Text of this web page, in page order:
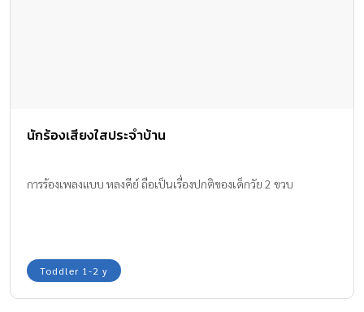
นักร้องเสียงใสประจำบ้าน
การร้องเพลงแบบ หลงคีย์ ถือเป็นเรื่องปกติของเด็กวัย 2 ขวบ
Toddler 1-2 y